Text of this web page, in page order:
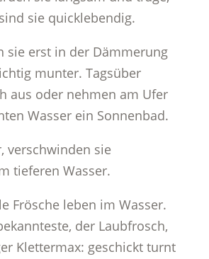
sie quicklebendig.
sie erst in der Dämmerung
munter. Tagsüber
aus oder nehmen am Ufer
Wasser ein Sonnenbad.
verschwinden sie
tieferen Wasser.
Frösche leben im Wasser.
der Laubfrosch,
Klettermax: geschickt turnt